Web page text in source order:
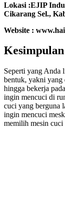
Lokasi :EJIP
Cikarang Sel.,
Website :
Kesimpulan
Seperti yang Anda
bentuk, yakni yang
hingga bekerja
ingin mencuci di
cuci yang berguna
ingin mencuci
memilih mesin cuci